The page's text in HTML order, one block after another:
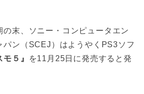
の末、ソニー・コンピュータエン
パン（SCEJ）はようやくPS3ソフ
５』
を11月25日に発売すると発